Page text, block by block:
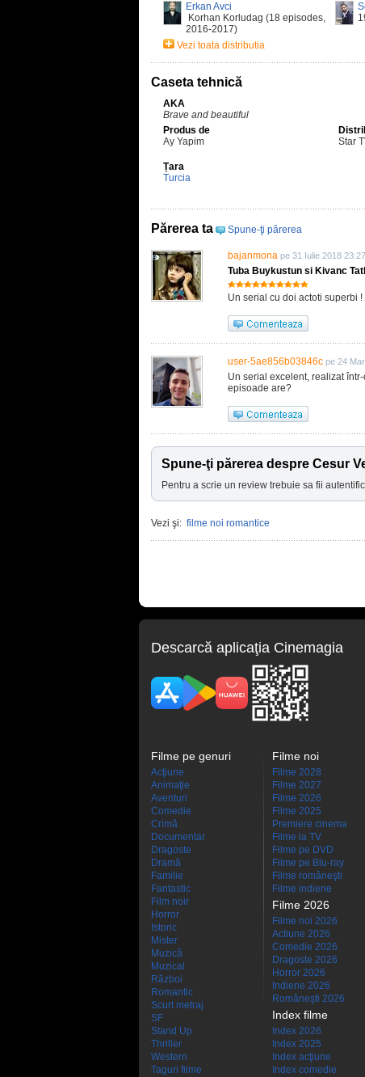
Erkan Avci
Korhan Korludag (18 episodes,
2016-2017)
Vezi toata distributia
Caseta tehnică
AKA
Brave and beautiful
Produs de
Ay Yapim
Star
Țara
Turcia
Părerea ta Spune-ţi părerea
bajanmona pe 31 Iulie 2018 23:27
Tuba Buykustun si Kivanc
Un serial cu doi actoti superbi
user-5ae856b03846c pe 24
Un serial excelent, realizat
episoade are?
Spune-ţi părerea despre Cesur
Pentru a scrie un review trebuie sa fii
Vezi şi: filme noi romantice
Descarcă aplicaţia Cinemagia
Filme pe genuri
Acţiune
Animaţie
Aventuri
Comedie
Crimă
Documentar
Dragoste
Dramă
Familie
Fantastic
Film noir
Horror
Istoric
Mister
Muzică
Muzical
Război
Romantic
Scurt metraj
SF
Stand Up
Thriller
Western
Taguri filme
Filme noi
Filme 2028
Filme 2027
Filme 2026
Filme 2025
Premiere cinema
Filme la TV
Filme pe DVD
Filme pe Blu-ray
Filme româneşti
Filme indiene
Filme 2026
Filme noi 2026
Actiune 2026
Comedie 2026
Dragoste 2026
Horror 2026
Indiene 2026
Româneşti 2026
Index filme
Index 2026
Index 2025
Index acţiune
Index comedie